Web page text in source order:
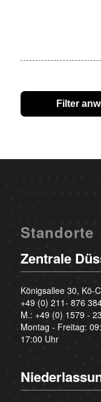
Filter
Standorte
Zentrale
Königsallee 30, Kö-
+49 (0) 211- 876
M.: +49 (0) 1579 -
Montag - Freitag:
17:00 Uhr